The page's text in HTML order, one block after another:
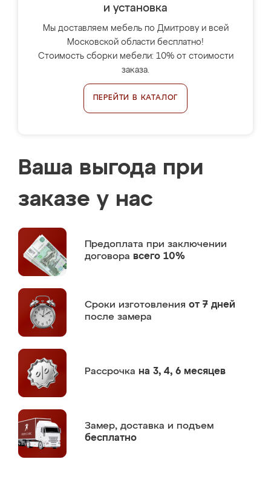
и установка
Мы доставляем мебель по Дмитрову и всей
Московской области бесплатно!
Стоимость сборки мебели: 10% от стоимости
заказа.
ПЕРЕЙТИ В КАТАЛОГ
Ваша выгода при
заказе у нас
Предоплата при заключении
договора всего 10%
Сроки изготовления от 7 дней
после замера
Рассрочка на 3, 4, 6 месяцев
Замер, доставка и подъем
бесплатно